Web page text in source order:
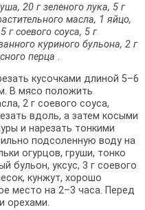
20 г зеленого лука, 5 г
масла, 1 яйцо,
г соевого соуса, 5 г
куриного бульона, 2 г
перца .
кусочками длиной 5–6
В мясо положить
2 г соевого соуса,
вдоль, а затем косыми
и нарезать тонкими
подсоленную воду на
огурцов, груши, тонко
бульон, уксус, 3 г соевого
кунжут, хорошо
место на 2–3 часа. Перед
орехами.